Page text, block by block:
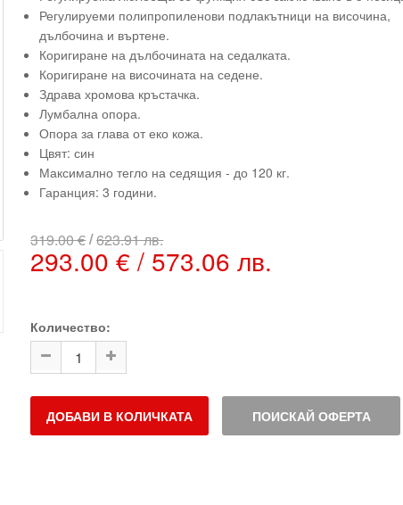
Регулируеми полипропиленови подлакътници на височина,
дълбочина и въртене.
Коригиране на дълбочината на седалката.
Коригиране на височината на седене.
Здрава хромова кръстачка.
Лумбална опора.
Опора за глава от еко кожа.
Цвят: син
Максимално тегло на седящия - до 120 кг.
Гаранция: 3 години.
319.00 €/623.91 лв.
293.00 € / 573.06 лв.
Количество:
ДОБАВИ В КОЛИЧКАТА ПОИСКАЙ ОФЕРТА